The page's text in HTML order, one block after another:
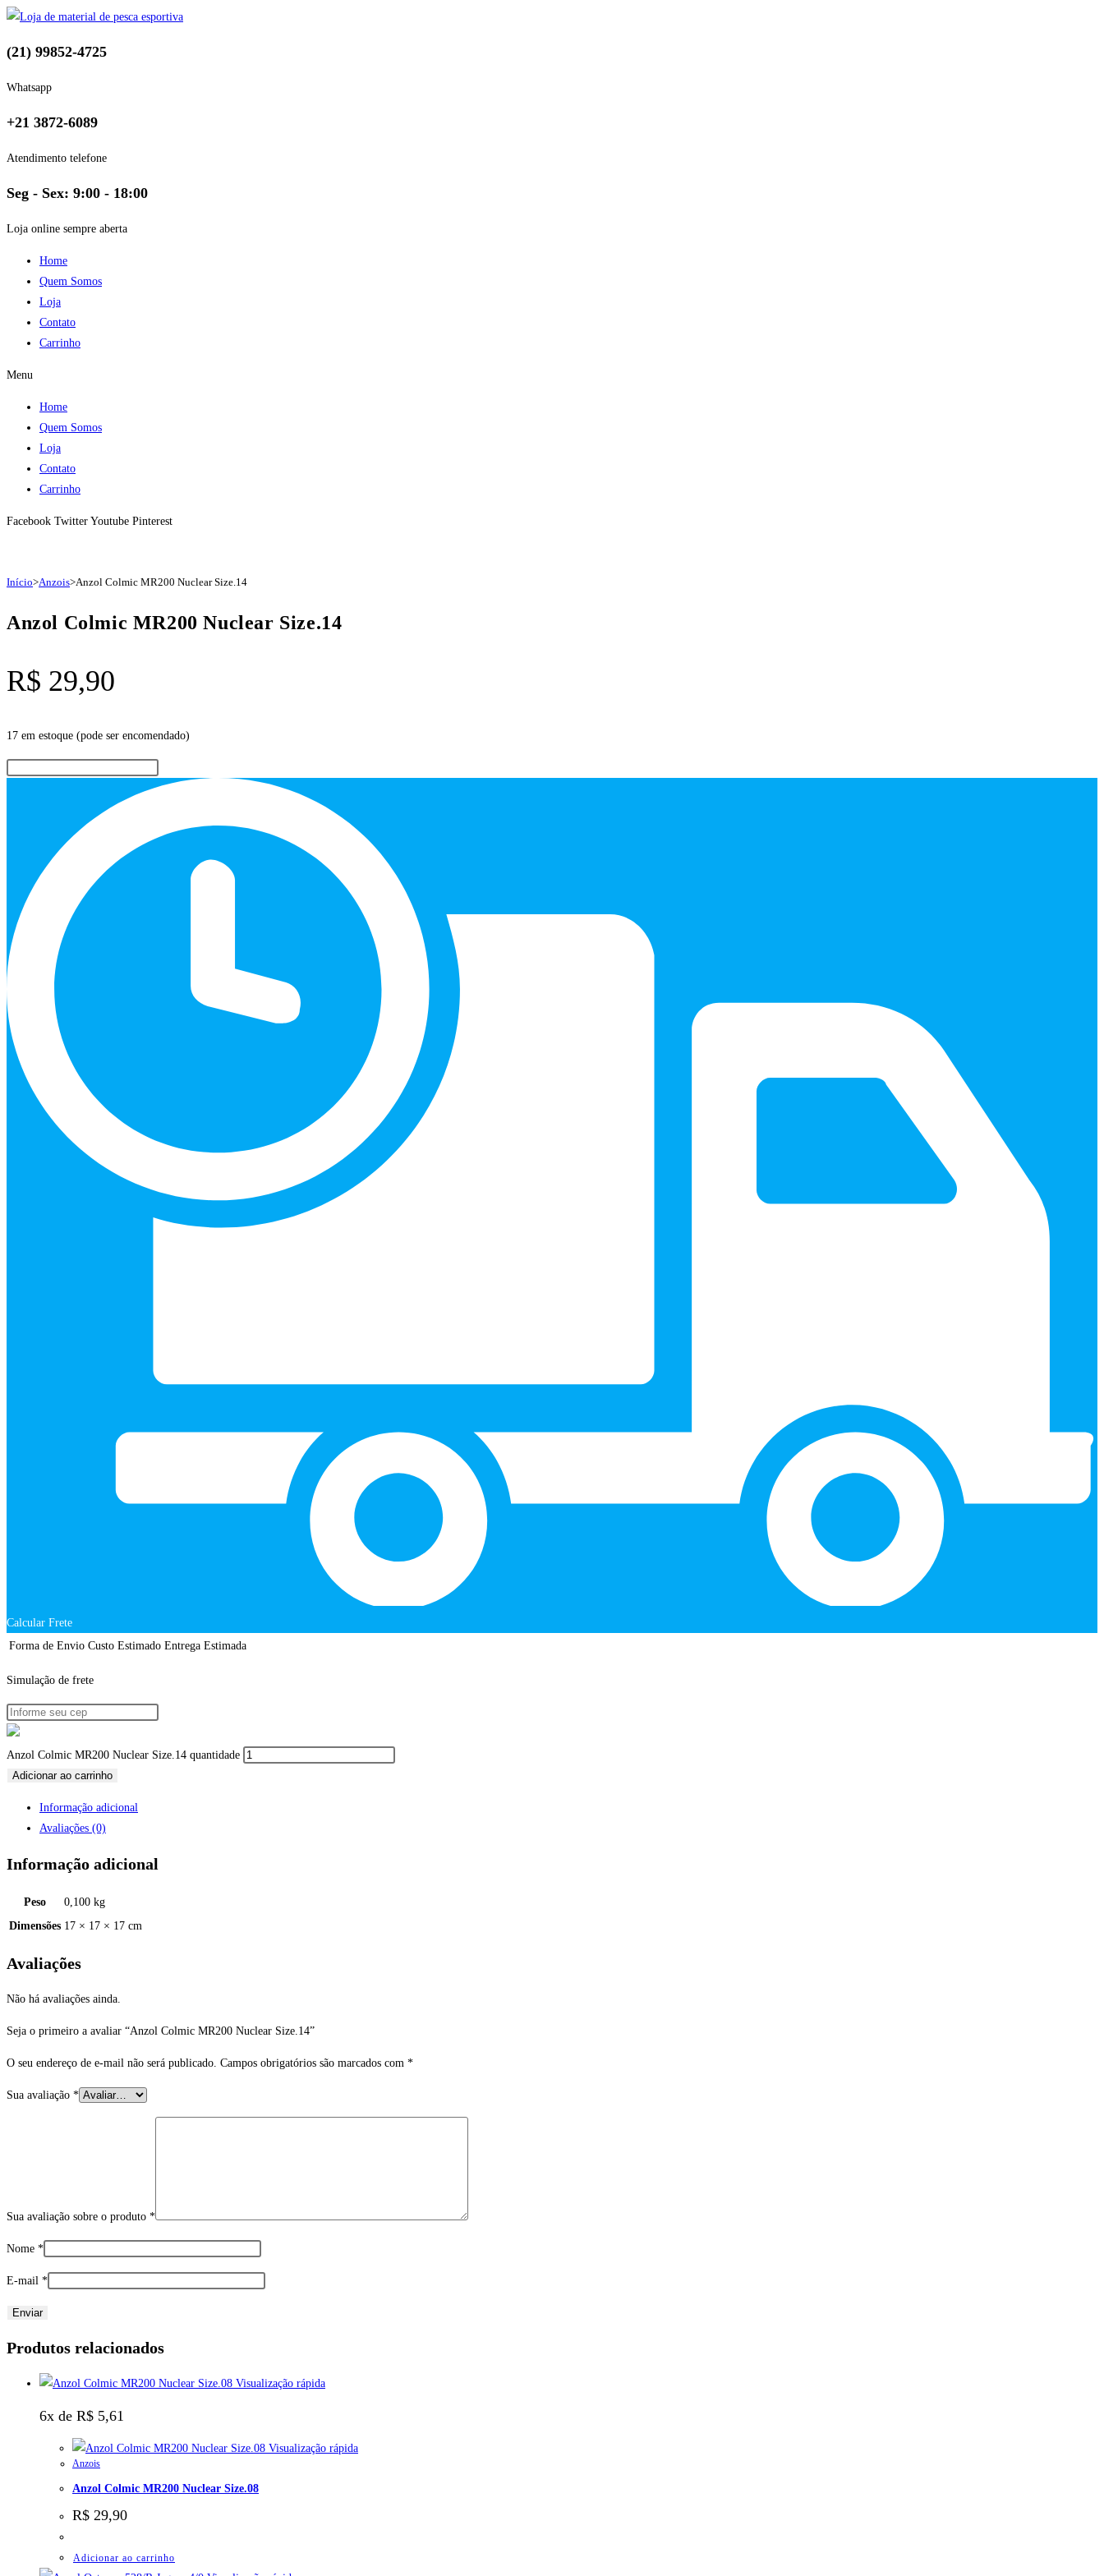
(21) 99852-4725
Whatsapp
+21 3872-6089
Atendimento telefone
Seg - Sex: 9:00 - 18:00
Loja online sempre aberta
Home
Quem Somos
Loja
Contato
Carrinho
Menu
Home
Quem Somos
Loja
Contato
Carrinho
Facebook Twitter Youtube Pinterest
Início>Anzois>Anzol Colmic MR200 Nuclear Size.14
Anzol Colmic MR200 Nuclear Size.14
R$ 29,90
17 em estoque (pode ser encomendado)
Calcular Frete
Forma de Envio Custo Estimado Entrega Estimada
Simulação de frete
Anzol Colmic MR200 Nuclear Size.14 quantidade
Adicionar ao carrinho
Informação adicional
Avaliações (0)
Informação adicional
Peso
0,100 kg
Dimensões 17 × 17 × 17 cm
Avaliações
Não há avaliações ainda.
Seja o primeiro a avaliar “Anzol Colmic MR200 Nuclear Size.14”
O seu endereço de e-mail não será publicado. Campos obrigatórios são marcados com *
Sua avaliação *
Sua avaliação sobre o produto *
Nome *
E-mail *
Produtos relacionados
Visualização rápida
6x de R$ 5,61
Visualização rápida
Anzois
Anzol Colmic MR200 Nuclear Size.08
R$ 29,90
Adicionar ao carrinho